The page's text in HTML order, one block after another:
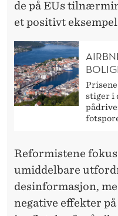
de på EUs
et positivt
stiger i
Reformistene
umiddelbare
desinformasjon,
negative effekter